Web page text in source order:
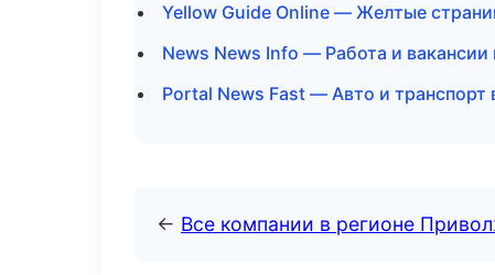
Yellow Guide Online — Желтые
News News Info — Работа и вакансии
Portal News Fast — Авто и
← Все компании в регионе